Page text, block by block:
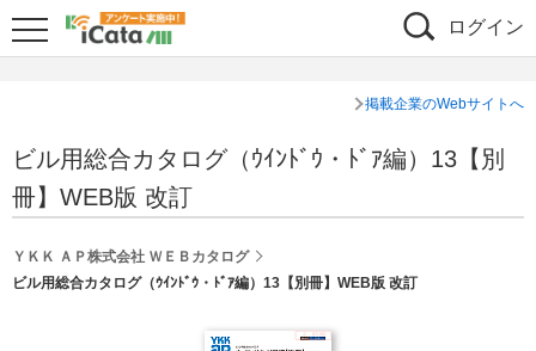
ログイン
掲載企業のWebサイトへ
ビル用総合カタログ（ｳｲﾝﾄﾞｳ・ﾄﾞｱ編）13【別
冊】WEB版 改訂
ＹＫＫ ＡＰ株式会社 ＷＥＢカタログ
ビル用総合カタログ（ｳｲﾝﾄﾞｳ・ﾄﾞｱ編）13【別冊】WEB版 改訂